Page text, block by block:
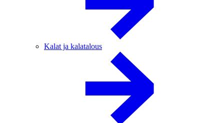
Kalat ja kalatalous